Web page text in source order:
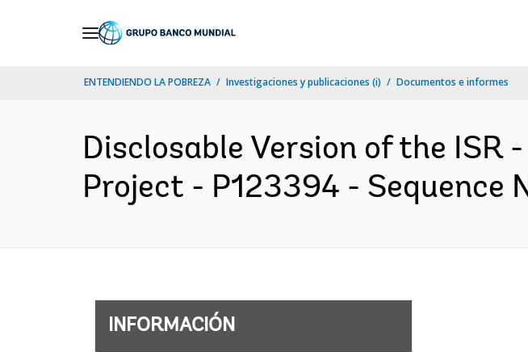
ENTENDIENDO LA POBREZA Investigaciones y publicaciones (i) Documentos e informes
Disclosable Version of the ISR
Project - P123394 - Sequence
INFORMACIÓN